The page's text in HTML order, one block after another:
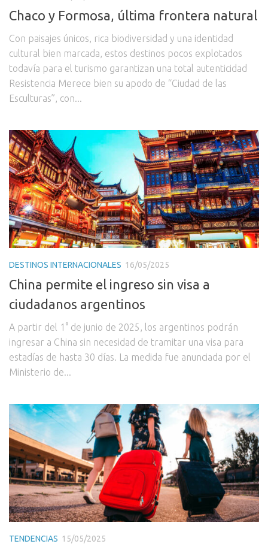
Chaco y Formosa, última frontera natural
Con paisajes únicos, rica biodiversidad y una identidad
cultural bien marcada, estos destinos pocos explotados
todavía para el turismo garantizan una total autenticidad
Resistencia Merece bien su apodo de “Ciudad de las
Esculturas”, con...
DESTINOS INTERNACIONALES 16/05/2025
China permite el ingreso sin visa a
ciudadanos argentinos
A partir del 1° de junio de 2025, los argentinos podrán
ingresar a China sin necesidad de tramitar una visa para
estadías de hasta 30 días. La medida fue anunciada por el
Ministerio de...
TENDENCIAS 15/05/2025